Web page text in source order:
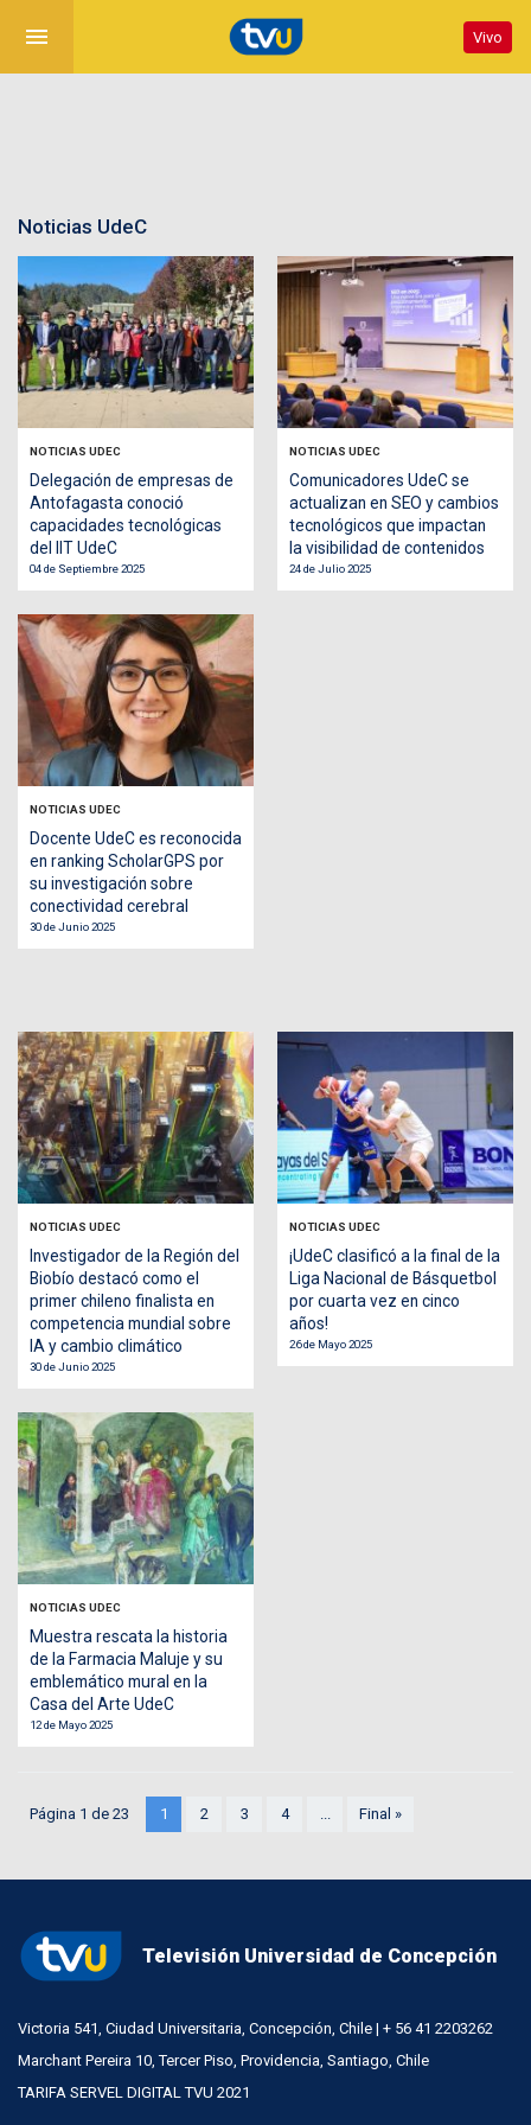
menu Vivo
Noticias UdeC
NOTICIAS UDEC
Delegación de empresas de
Antofagasta conoció
capacidades tecnológicas
del IIT UdeC
04 de Septiembre 2025
NOTICIAS UDEC
Comunicadores UdeC se
actualizan en SEO y cambios
tecnológicos que impactan
la visibilidad de contenidos
24 de Julio 2025
NOTICIAS UDEC
Docente UdeC es reconocida
en ranking ScholarGPS por
su investigación sobre
conectividad cerebral
30 de Junio 2025
NOTICIAS UDEC
Investigador de la Región del
Biobío destacó como el
primer chileno finalista en
competencia mundial sobre
IA y cambio climático
30 de Junio 2025
NOTICIAS UDEC
¡UdeC clasificó a la final de la
Liga Nacional de Básquetbol
por cuarta vez en cinco
años!
26 de Mayo 2025
NOTICIAS UDEC
Muestra rescata la historia
de la Farmacia Maluje y su
emblemático mural en la
Casa del Arte UdeC
12 de Mayo 2025
Página 1 de 23 1 2 3 4 ... Final »
Televisión Universidad de Concepción
Victoria 541, Ciudad Universitaria, Concepción, Chile | + 56 41 2203262
Marchant Pereira 10, Tercer Piso, Providencia, Santiago, Chile
TARIFA SERVEL DIGITAL TVU 2021